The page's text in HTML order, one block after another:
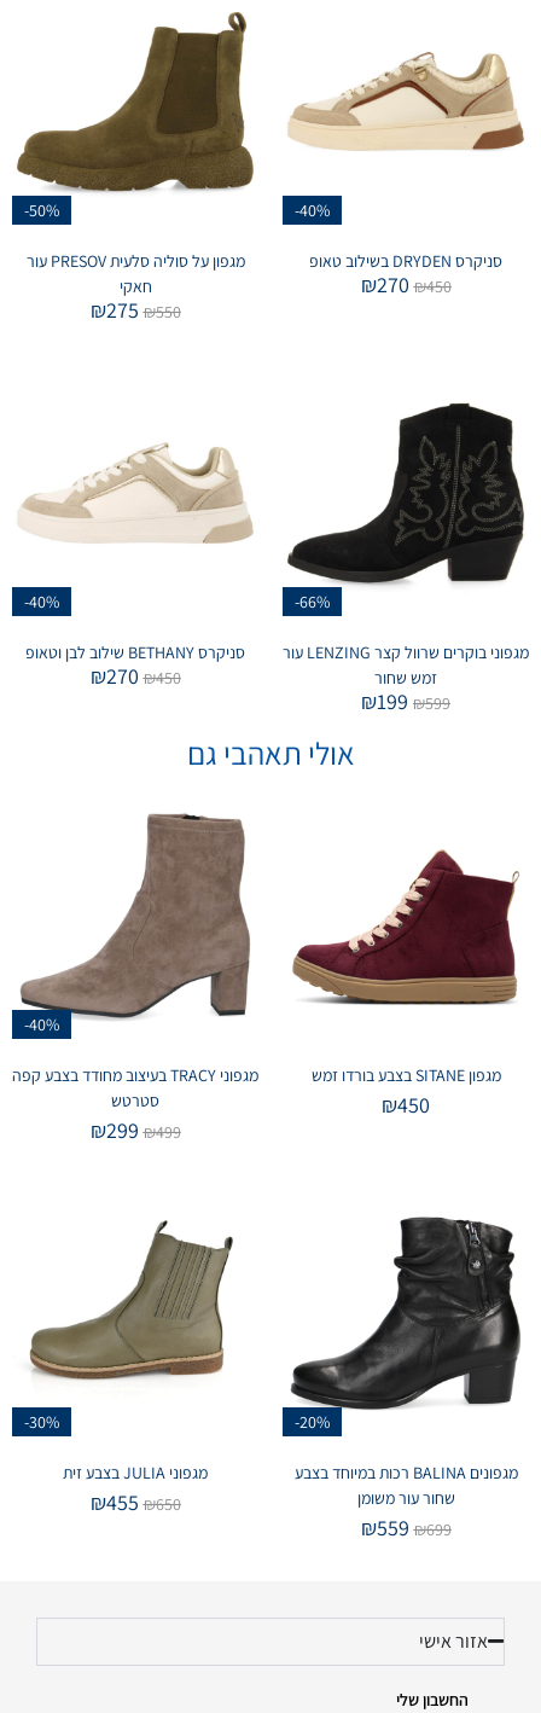
-40%
סניקרס DRYDEN בשילוב טאופ
₪450
₪270
-50%
מגפון על סוליה סלעית PRESOV עור
חאקי
₪550
₪275
-66%
מגפוני בוקרים שרוול קצר LENZING עור
זמש שחור
₪599
₪199
-40%
סניקרס BETHANY שילוב לבן וטאופ
₪450
₪270
אולי תאהבי גם
מגפון SITANE בצבע בורדו זמש
₪450
-40%
מגפוני TRACY בעיצוב מחודד בצבע קפה
סטרטש
₪499
₪299
-20%
מגפונים BALINA רכות במיוחד בצבע
שחור עור משומן
₪699
₪559
-30%
מגפוני JULIA בצבע זית
₪650
₪455
אזור אישי
החשבון שלי